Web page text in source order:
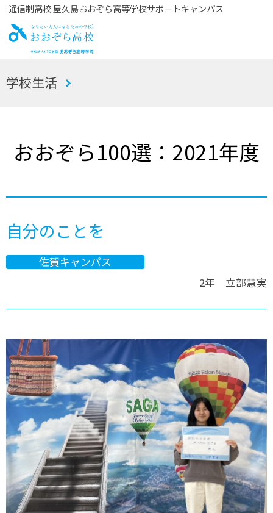
通信制高校 屋久島おおぞら高等学校サポートキャンパス
お
学校生活
おおぞら100選：2021年度
自分のことを
佐賀キャンパス
2年 立部慧実